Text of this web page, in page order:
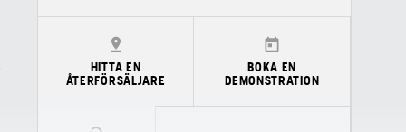
HITTA EN
ÅTERFÖRSÄLJARE
BOKA EN
DEMONSTRATION